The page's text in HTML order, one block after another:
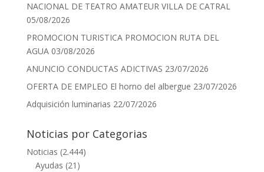
NACIONAL DE TEATRO AMATEUR VILLA DE CATRAL
05/08/2026
PROMOCION TURISTICA PROMOCION RUTA DEL
AGUA 03/08/2026
ANUNCIO CONDUCTAS ADICTIVAS 23/07/2026
OFERTA DE EMPLEO El horno del albergue 23/07/2026
Adquisición luminarias 22/07/2026
Noticias por Categorias
Noticias (2.444)
Ayudas (21)